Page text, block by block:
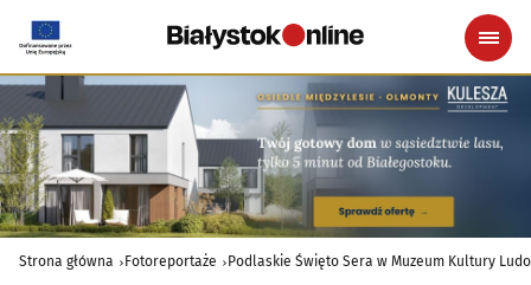
Strona główna Fotoreportaże Podlaskie Święto Sera w Muzeum Kultury